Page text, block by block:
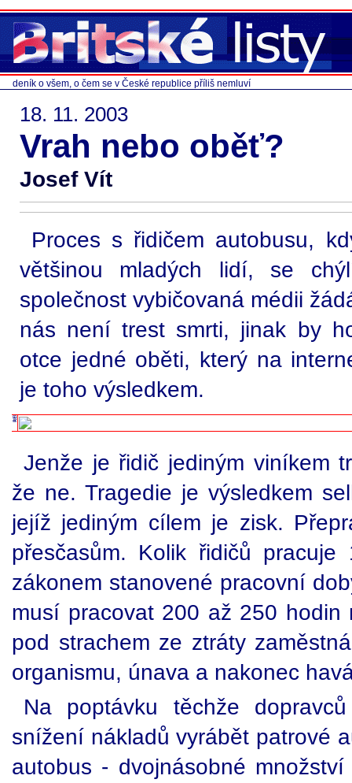
deník o všem, o čem se v České republice příliš nemluví
18. 11. 2003
Vrah nebo oběť?
Josef Vít
Proces s řidičem autobusu,
většinou mladých lidí, se
společnost vybičovaná médii
nás není trest smrti, jinak by
otce jedné oběti, který na
je toho výsledkem.
Jenže je řidič jediným viníkem
že ne. Tragedie je výsledkem
jejíž jediným cílem je zisk.
přesčasům. Kolik řidičů
zákonem stanovené pracovní
musí pracovat 200 až 250 hodin
pod strachem ze ztráty
organismu, únava a nakonec
Na poptávku těchže
snížení nákladů vyrábět patrové
autobus - dvojnásobné